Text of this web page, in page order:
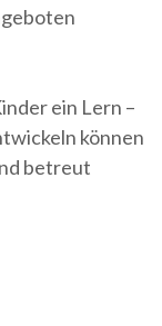
ein Lern –
können
betreut